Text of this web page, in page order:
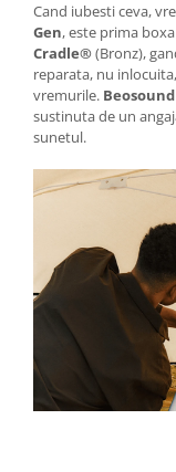
Cand iubesti ceva,
Gen, este prima boxa
Cradle®(Bronz),
reparata, nu
vremurile.
sustinuta de un
sunetul.